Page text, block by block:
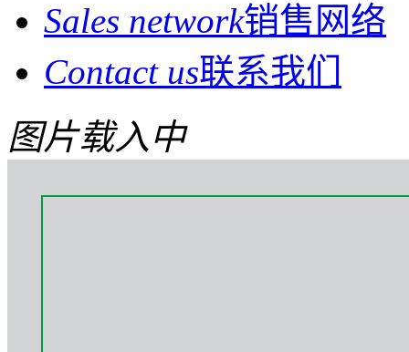
Sales network销售网络
Contact us联系我们
图片载入中